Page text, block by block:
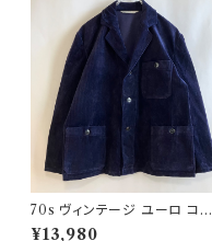
70s ヴィンテージ ユーロ コー
デュロイ セットアップ ビンテー
¥13,980